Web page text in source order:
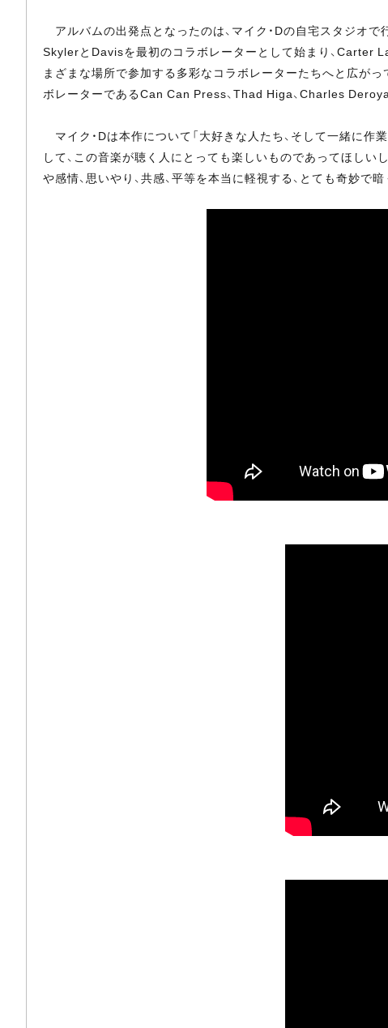
アルバムの出発点となったのは、マイク・Dの自宅スタジオで
SkylerとDavisを最初のコラボレーターとして始まり、Carter
まざまな場所で参加する多彩なコラボレーターたちへと広がっ
ボレーターであるCan Can Press、Thad Higa、Charles
マイク・Dは本作について「大好きな人たち、そして一緒に
して、この音楽が聴く人にとっても楽しいものであってほしい
や感情、思いやり、共感、平等を本当に軽視する、とても奇妙